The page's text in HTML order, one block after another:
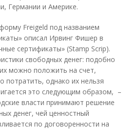
Германии и Америке.
Freigeld под названием
описал Ирвинг Фишер в
сертификаты» (Stamp Scrip).
свободных денег: подобно
можно положить на счет,
потратить, однако их нельзя
это следующим образом, –
власти принимают решение
денег, чей ценностный
по договоренности на